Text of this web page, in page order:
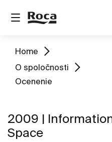
Home
O spoločnosti
Ocenenie
2009 |
Space